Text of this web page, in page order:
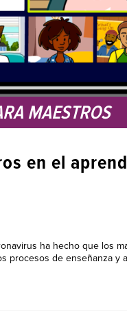
MAESTROS
en el
ha hecho que los
procesos de enseñanza y